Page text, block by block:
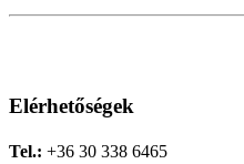
Elérhetőségek
Tel.: +36 30 338 6465